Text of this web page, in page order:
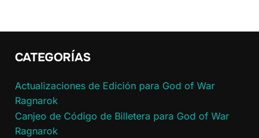
CATEGORÍAS
Actualizaciones de Edición para God of War
Ragnarok
Canjeo de Código de Billetera para God of War
Ragnarok